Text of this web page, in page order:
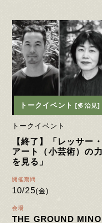
トークイベント [多治見]
トークイベント
【終了】「レッサー・
アート（小芸術）の力
を見る」
開催期間
10/25(金)
会場
THE GROUND MINO